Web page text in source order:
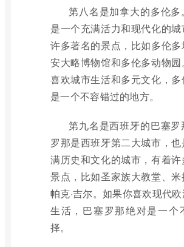
第八名是加拿大的多伦多
是一个充满活力和现代化的
许多著名的景点，比如多伦
安大略博物馆和多伦多动物
喜欢城市生活和多元文化，
是一个不容错过的地方。
第九名是西班牙的巴塞罗
罗那是西班牙第二大城市，
满历史和文化的城市，有着
景点，比如圣家族大教堂、
帕克·吉尔。如果你喜欢现代
生活，巴塞罗那绝对是一个
择。